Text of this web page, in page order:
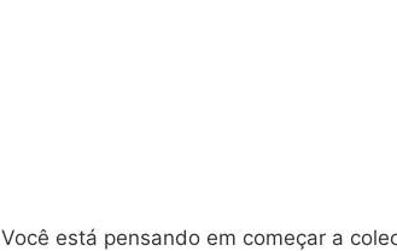
Você está pensando em começar a